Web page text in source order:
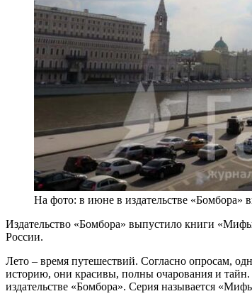
На фото: в июне в издательстве
Издательство «Бомбора» выпустило книги
России.
Лето – время путешествий. Согласно опросам,
историю, они красивы, полны очарования и
издательстве «Бомбора». Серия называется